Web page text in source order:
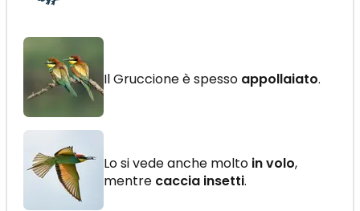
Il Gruccione è spesso appollaiato.
Lo si vede anche molto in volo,
mentre caccia insetti.